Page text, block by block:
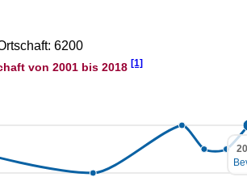
6200
von 2001 bis 2018 [1]